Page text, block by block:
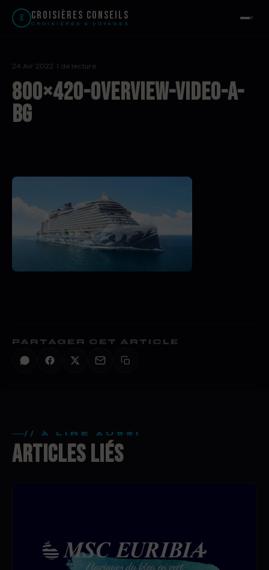
Croisières Conseils
CROISIÈRES & VOYAGES
24 Avr 2022 · 1 de lecture
800×420-Overview-video-A-
bg
PARTAGER CET ARTICLE
// À LIRE AUSSI
ARTICLES LIÉS